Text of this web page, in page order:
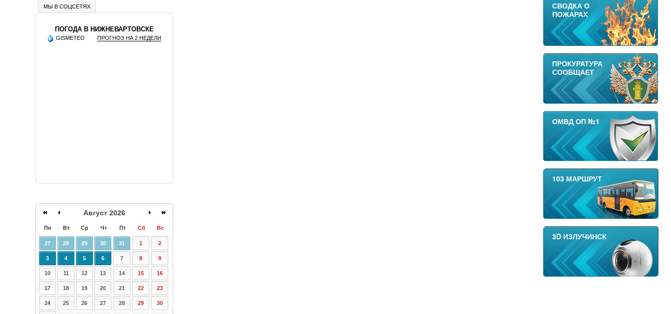
МЫ В СОЦСЕТЯХ
ПОГОДА В НИЖНЕВАРТОВСКЕ
GISMETEO ПРОГНОЗ НА 2 НЕДЕЛИ
Август 2026
Пн Вт Ср Чт Пт Сб Вс
27 28 29 30 31 1 2
3 4 5 6 7 8 9
10 11 12 13 14 15 16
17 18 19 20 21 22 23
24 25 26 27 28 29 30
СВОДКА О
ПОЖАРАХ
ПРОКУРАТУРА
СООБЩАЕТ
ОМВД ОП №1
103 МАРШРУТ
3D ИЗЛУЧИНСК